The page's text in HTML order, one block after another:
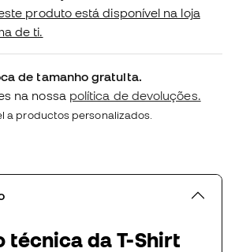
produto está disponível na loja
de ti.
de tamanho gratuita.
na nossa política de devoluções.
a productos personalizados.
técnica da T-Shirt